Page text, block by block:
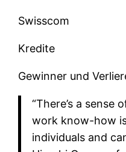
Swisscom
Kredite
Gewinner und
“There’s a
work know-how
individuals and